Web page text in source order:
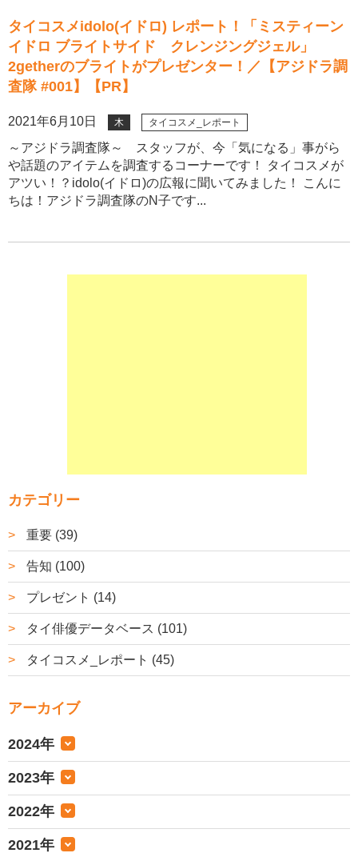
タイコスメidolo(イドロ) レポート！「ミスティーン
イドロ ブライトサイド クレンジングジェル」
2getherのブライトがプレゼンター！／【アジドラ調
査隊 #001】【PR】
2021年6月10日 木 タイコスメ_レポート
～アジドラ調査隊～ スタッフが、今「気になる」事がら
や話題のアイテムを調査するコーナーです！ タイコスメが
アツい！？idolo(イドロ)の広報に聞いてみました！ こんに
ちは！アジドラ調査隊のN子です...
カテゴリー
重要 (39)
告知 (100)
プレゼント (14)
タイ俳優データベース (101)
タイコスメ_レポート (45)
アーカイブ
2024年
2023年
2022年
2021年